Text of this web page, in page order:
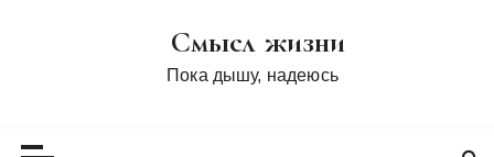
Смысл жизни
Пока дышу, надеюсь